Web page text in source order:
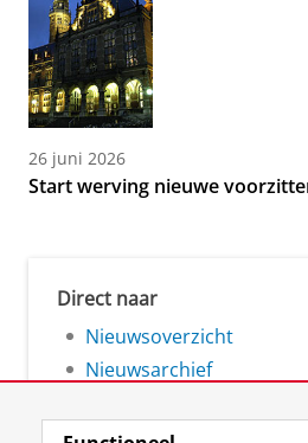
26 juni 2026
Start werving nieuwe
Direct naar
Nieuwsoverzicht
Nieuwsarchief